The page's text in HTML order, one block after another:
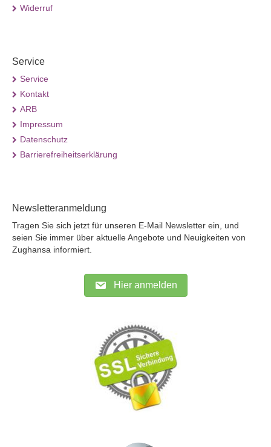
Widerruf
Service
Service
Kontakt
ARB
Impressum
Datenschutz
Barrierefreiheitserklärung
Newsletteranmeldung
Tragen Sie sich jetzt für unseren E-Mail Newsletter ein, und
seien Sie immer über aktuelle Angebote und Neuigkeiten von
Zughansa informiert.
Hier anmelden